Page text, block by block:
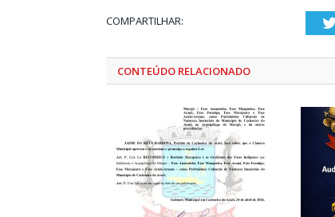
COMPARTILHAR:
CONTEÚDO RELACIONADO